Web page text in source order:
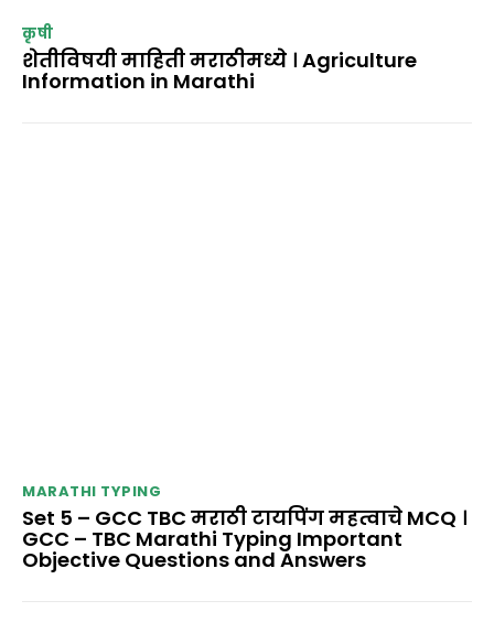
कृषी
शेतीविषयी माहिती मराठीमध्ये । Agriculture
Information in Marathi
MARATHI TYPING
Set 5 – GCC TBC मराठी टायपिंग महत्वाचे MCQ ।
GCC – TBC Marathi Typing Important
Objective Questions and Answers